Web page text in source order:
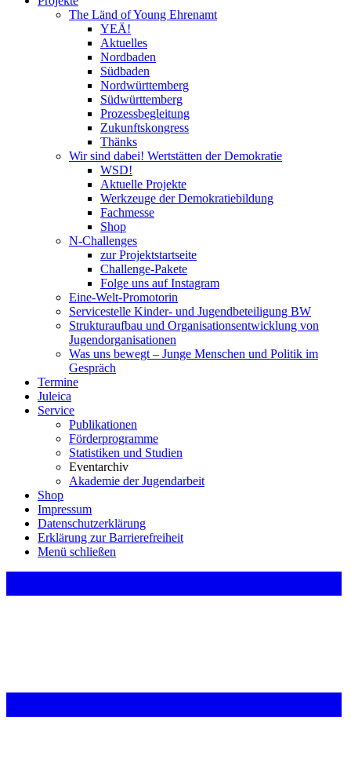
The Länd of Young Ehrenamt
YEÄ!
Aktuelles
Nordbaden
Südbaden
Nordwürttemberg
Südwürttemberg
Prozessbegleitung
Zukunftskongress
Thänks
Wir sind dabei! Wertstätten der Demokratie
WSD!
Aktuelle Projekte
Werkzeuge der Demokratiebildung
Fachmesse
Shop
N-Challenges
zur Projektstartseite
Challenge-Pakete
Folge uns auf Instagram
Eine-Welt-Promotorin
Servicestelle Kinder- und Jugendbeteiligung BW
Strukturaufbau und Organisationsentwicklung von
Jugendorganisationen
Was uns bewegt – Junge Menschen und Politik im
Gespräch
Termine
Juleica
Service
Publikationen
Förderprogramme
Statistiken und Studien
Eventarchiv
Akademie der Jugendarbeit
Shop
Impressum
Datenschutzerklärung
Erklärung zur Barrierefreiheit
Menü schließen